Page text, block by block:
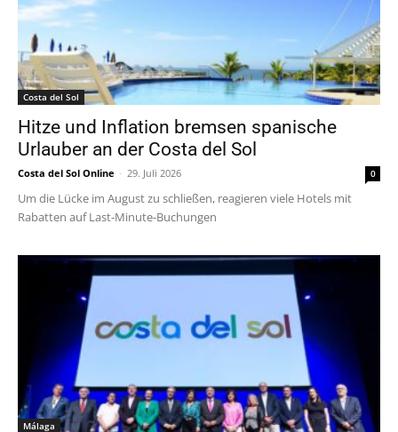
Costa del Sol
Hitze und Inflation bremsen spanische
Urlauber an der Costa del Sol
Costa del Sol Online - 29. Juli 2026 0
Um die Lücke im August zu schließen, reagieren viele Hotels mit
Rabatten auf Last-Minute-Buchungen
Málaga